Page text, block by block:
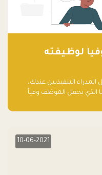
لوظيفته
التنفيذيين عندك،
الذي يجعل الموظف وفياً
10-06-2021